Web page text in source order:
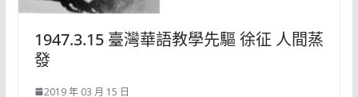
1947.3.15 臺灣華語教學先驅 徐征 人間蒸
發
2019 年 03 月 15 日